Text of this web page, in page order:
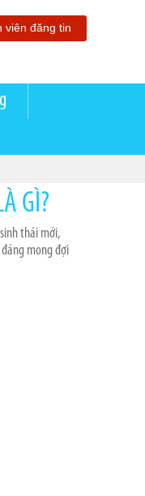
viên đăng tin
GÌ?
thái mới,
mong đợi